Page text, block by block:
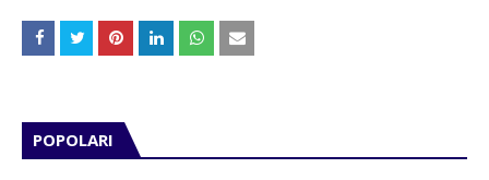
POPOLARI